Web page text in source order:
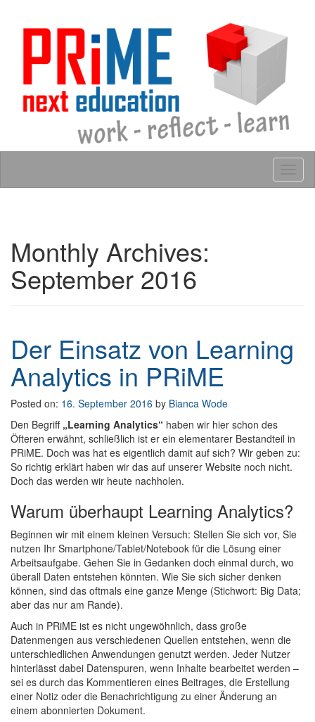
Monthly Archives:
September 2016
Der Einsatz von Learning
Analytics in PRiME
Posted on: 16. September 2016 by Bianca Wode
Den Begriff „Learning Analytics“ haben wir hier schon des
Öfteren erwähnt, schließlich ist er ein elementarer Bestandteil in
PRiME. Doch was hat es eigentlich damit auf sich? Wir geben zu:
So richtig erklärt haben wir das auf unserer Website noch nicht.
Doch das werden wir heute nachholen.
Warum überhaupt Learning Analytics?
Beginnen wir mit einem kleinen Versuch: Stellen Sie sich vor, Sie
nutzen Ihr Smartphone/Tablet/Notebook für die Lösung einer
Arbeitsaufgabe. Gehen Sie in Gedanken doch einmal durch, wo
überall Daten entstehen könnten. Wie Sie sich sicher denken
können, sind das oftmals eine ganze Menge (Stichwort: Big Data;
aber das nur am Rande).
Auch in PRiME ist es nicht ungewöhnlich, dass große
Datenmengen aus verschiedenen Quellen entstehen, wenn die
unterschiedlichen Anwendungen genutzt werden. Jeder Nutzer
hinterlässt dabei Datenspuren, wenn Inhalte bearbeitet werden –
sei es durch das Kommentieren eines Beitrages, die Erstellung
einer Notiz oder die Benachrichtigung zu einer Änderung an
einem abonnierten Dokument.